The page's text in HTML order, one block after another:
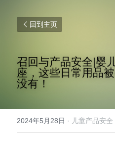
回到主页
召回与产品安全|婴
座，这些日常用品
没有！
2024年5月28日 · 儿童产品安全